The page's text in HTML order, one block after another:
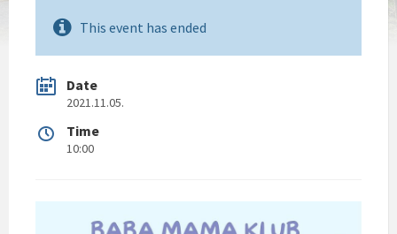
This event has ended
Date
2021.11.05.
Time
10:00